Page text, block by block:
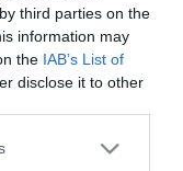
third parties on the
information may
the IAB’s List of
disclose it to other
or more Google
και εφηβική
κοριτσιών